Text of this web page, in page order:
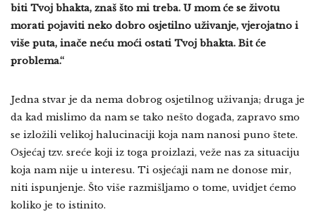
biti Tvoj bhakta, znaš što mi treba. U mom će se životu
morati pojaviti neko dobro osjetilno uživanje, vjerojatno i
više puta, inače neću moći ostati Tvoj bhakta. Bit će
problema.“
Jedna stvar je da nema dobrog osjetilnog uživanja; druga je
da kad mislimo da nam se tako nešto događa, zapravo smo
se izložili velikoj halucinaciji koja nam nanosi puno štete.
Osjećaj tzv. sreće koji iz toga proizlazi, veže nas za situaciju
koja nam nije u interesu. Ti osjećaji nam ne donose mir,
niti ispunjenje. Što više razmišljamo o tome, uvidjet ćemo
koliko je to istinito.